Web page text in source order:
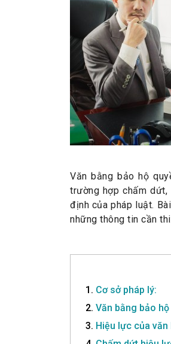
Văn bằng bảo hộ
trường hợp chấm
định của pháp luật.
những thông tin cần
1. Cơ sở pháp lý:
2. Văn bằng bảo
3. Hiệu lực của